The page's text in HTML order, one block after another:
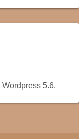
Wordpress 5.6.